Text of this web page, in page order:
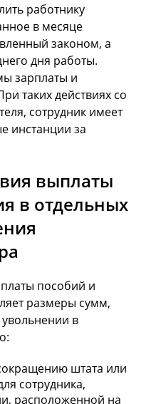
работнику
в месяце
законом, а
дня работы.
зарплаты и
таких действиях со
сотрудник имеет
инстанции за
выплаты
в отдельных
пособий и
размеры сумм,
в
штата или
сотрудника,
расположенной на